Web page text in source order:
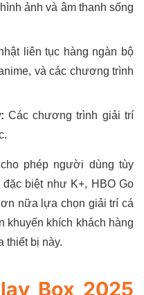
ảnh và âm thanh sống
liên tục hàng ngàn bộ
và các chương trình
Các chương trình giải trí
phép người dùng tùy
biệt như K+, HBO Go
nữa lựa chọn giải trí cá
khuyến khích khách hàng
thiết bị này.
Box 2025